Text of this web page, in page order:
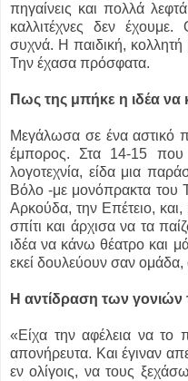
πηγαίνεις και πολλά
καλλιτέχνες δεν
συχνά. Η παιδική,
Την έχασα πρόσφατα.
Πως της μπήκε η ιδέα να
Μεγάλωσα σε ένα αστικό
έμπορος. Στα 14-15 που
λογοτεχνία, είδα μια
Βόλο -με μονόπρακτα του
Αρκούδα, την Επέτειο, και,
σπίτι και άρχισα να τα
ιδέα να κάνω θέατρο και
εκεί δουλεύουν σαν ομάδα,
Η αντίδραση των
«Είχα την αφέλεια να το
απονήρευτα. Και έγιναν
εν ολίγοις, να τους